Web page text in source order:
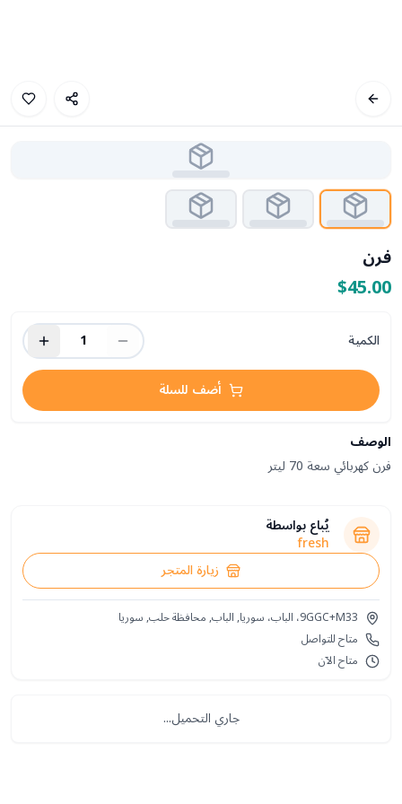
فرن
$45.00
الكمية
1
أضف للسلة
الوصف
فرن كهربائي سعة 70 ليتر
يُباع بواسطة
fresh
زيارة المتجر
9GGC+M33، الباب، سوريا, الباب, محافظة حلب, سوريا
متاح للتواصل
متاح الآن
جاري التحميل...